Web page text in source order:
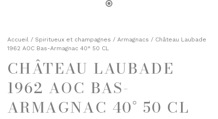
SELS, POIVRES ET ÉPICES
MOUTARDES
ÉPICERIE SUCRÉE
CHOCOLATS ET SPÉCIALITÉS
CONFITURES
CHOCOLATS ET SPÉCIALITÉS
DESSERTS
FRUITS AU SIROP OU ALCOOL
JUS ET SIROPS
Accueil / Spiritueux et champagnes / Armagnacs / Château Laubade
1962 AOC Bas-Armagnac 40° 50 CL
CHÂTEAU LAUBADE
1962 AOC BAS-
ARMAGNAC 40° 50 CL